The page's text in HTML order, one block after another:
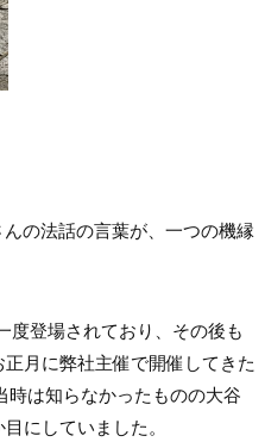
んの法話の言葉が、一つの機縁
度登場されており、その後も
月に弊社主催で開催してきた
は知らなかったものの大谷
にしていました。